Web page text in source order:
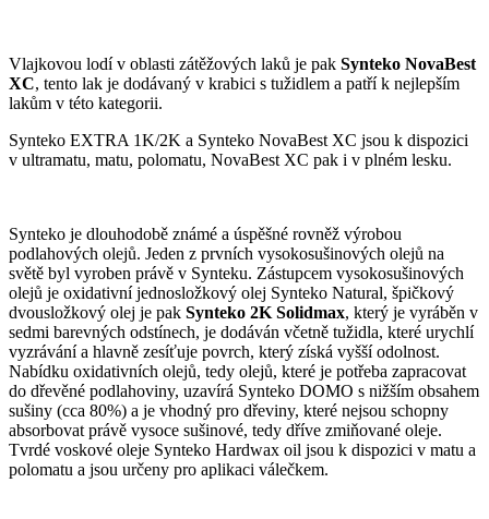
Vlajkovou lodí v oblasti zátěžových laků je pak Synteko NovaBest
XC, tento lak je dodávaný v krabici s tužidlem a patří k nejlepším
lakům v této kategorii.
Synteko EXTRA 1K/2K a Synteko NovaBest XC jsou k dispozici
v ultramatu, matu, polomatu, NovaBest XC pak i v plném lesku.
Synteko je dlouhodobě známé a úspěšné rovněž výrobou
podlahových olejů. Jeden z prvních vysokosušinových olejů na
světě byl vyroben právě v Synteku. Zástupcem vysokosušinových
olejů je oxidativní jednosložkový olej Synteko Natural, špičkový
dvousložkový olej je pak Synteko 2K Solidmax, který je vyráběn v
sedmi barevných odstínech, je dodáván včetně tužidla, které urychlí
vyzrávání a hlavně zesíťuje povrch, který získá vyšší odolnost.
Nabídku oxidativních olejů, tedy olejů, které je potřeba zapracovat
do dřevěné podlahoviny, uzavírá Synteko DOMO s nižším obsahem
sušiny (cca 80%) a je vhodný pro dřeviny, které nejsou schopny
absorbovat právě vysoce sušinové, tedy dříve zmiňované oleje.
Tvrdé voskové oleje Synteko Hardwax oil jsou k dispozici v matu a
polomatu a jsou určeny pro aplikaci válečkem.